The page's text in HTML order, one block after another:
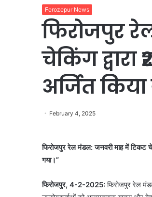
Ferozepur News
फिरोजपुर
चेकिंग
अर्जित
February 4, 2025
फिरोजपुर रेल मंडल: जनवरी माह में टिकट
गया।”
फिरोजपुर, 4-2-2025:फिरोजपुर रेल